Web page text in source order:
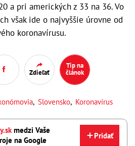
a pri amerických z 33 na 36. Vo
však ide o najvyššie úrovne od
koronavírusu.
Zdieľať
Tip na
článok
, Slovensko, Koronavírus
medzi Vaše
na Google
Pridať